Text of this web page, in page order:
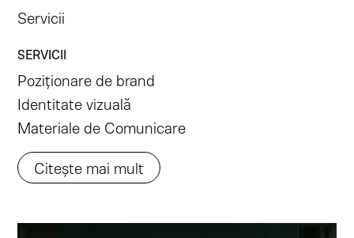
Servicii
SERVICII
Poziționare de brand
Identitate vizuală
Materiale de Comunicare
Citește mai mult